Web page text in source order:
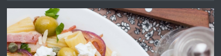
ХАСКОВО
преди 3 дни
ПРЕДЛАГА Давам гараж под наем